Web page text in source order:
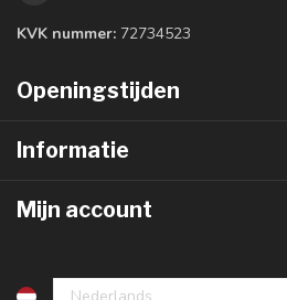
KVK nummer: 72734523
Openingstijden
Informatie
Mijn account